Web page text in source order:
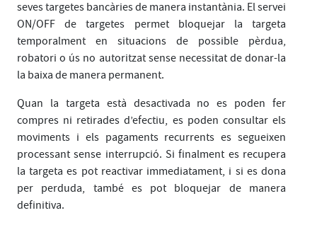
seves targetes bancàries de manera instantània. El servei
ON/OFF de targetes permet bloquejar la targeta
temporalment en situacions de possible pèrdua,
robatori o ús no autoritzat sense necessitat de donar-la
la baixa de manera permanent.
Quan la targeta està desactivada no es poden fer
compres ni retirades d’efectiu, es poden consultar els
moviments i els pagaments recurrents es segueixen
processant sense interrupció. Si finalment es recupera
la targeta es pot reactivar immediatament, i si es dona
per perduda, també es pot bloquejar de manera
definitiva.